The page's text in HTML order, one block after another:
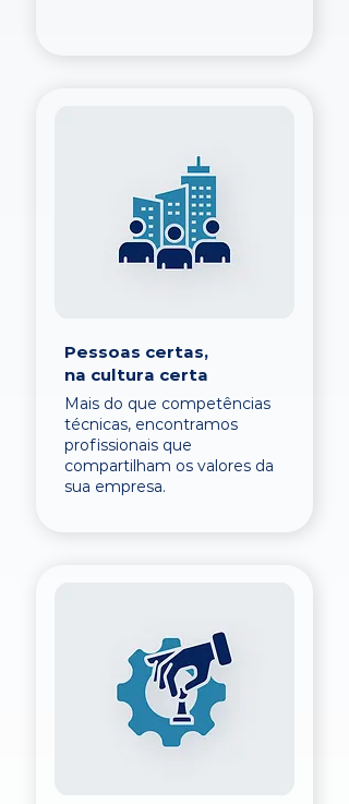
Pessoas certas,
na cultura certa
Mais do que competências
técnicas, encontramos
profissionais que
compartilham os valores da
sua empresa.